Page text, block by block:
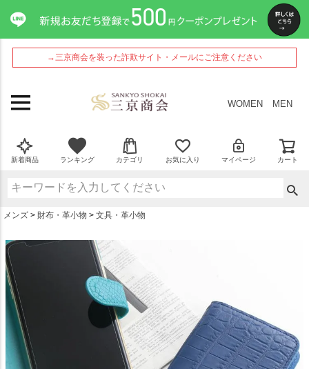
→三京商会を装った詐欺サイト・メールにご注意ください
WOMEN MEN
新着商品 ランキング カテゴリ お気に入り マイページ カート
メンズ 財布・革小物 文具・革小物
ペー
ジト
ップ
へ